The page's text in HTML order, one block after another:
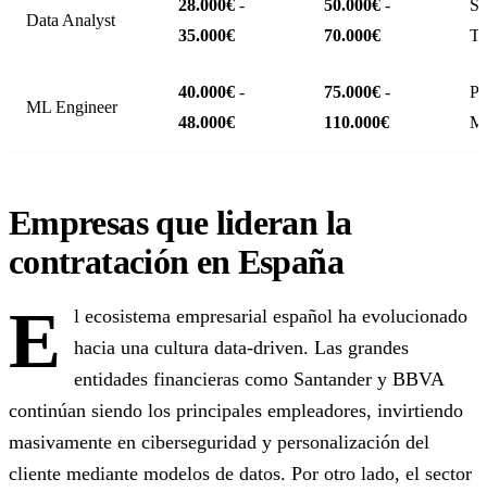
Data Analyst
28.000€ -
35.000€
50.000€ -
70.000€
ML Engineer
40.000€ -
48.000€
75.000€ -
110.000€
Empresas que lideran la
contratación en España
E
l ecosistema empresarial español ha evolucionado
hacia una cultura data-driven. Las grandes
entidades financieras como Santander y BBVA
continúan siendo los principales empleadores, invirtiendo
masivamente en ciberseguridad y personalización del
cliente mediante modelos de datos. Por otro lado, el sector